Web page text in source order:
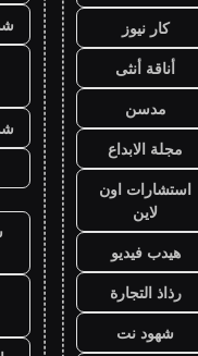
كار نيوز
أناقة أنثى
مدسن
مجلة الابداع
استشارات اون
لاين
هيدب فيديو
رذاذ التجارة
شهود نت